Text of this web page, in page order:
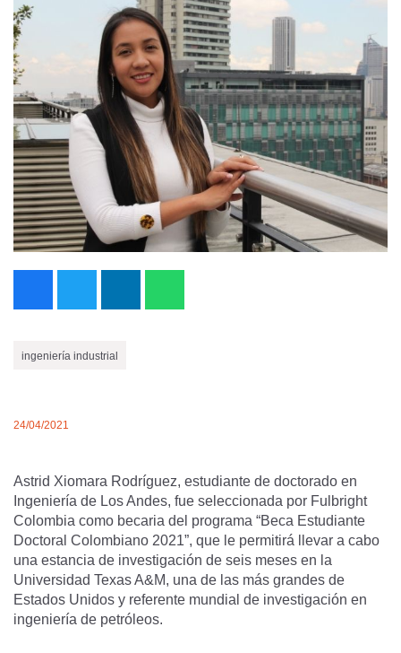
ingeniería industrial
24/04/2021
Astrid Xiomara Rodríguez, estudiante de doctorado en
Ingeniería de Los Andes, fue seleccionada por Fulbright
Colombia como becaria del programa “Beca Estudiante
Doctoral Colombiano 2021”, que le permitirá llevar a cabo
una estancia de investigación de seis meses en la
Universidad Texas A&M, una de las más grandes de
Estados Unidos y referente mundial de investigación en
ingeniería de petróleos.